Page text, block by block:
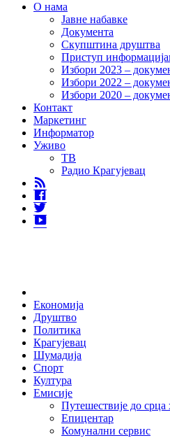
О нама
Јавне набавке
Документа
Скупштина друштва
Приступ
Избори 2023 –
Избори 2022 –
Избори 2020 –
Контакт
Маркетинг
Информатор
Уживо
ТВ
Радио Крагујевац
Youtube
Економија
Друштво
Политика
Крагујевац
Шумадија
Спорт
Култура
Емисије
Путешествије до срца
Епицентар
Комунални сервис